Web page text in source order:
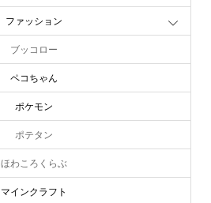
ファッション
ブッコロー
ペコちゃん
ポケモン
ポテタン
ほわころくらぶ
マインクラフト